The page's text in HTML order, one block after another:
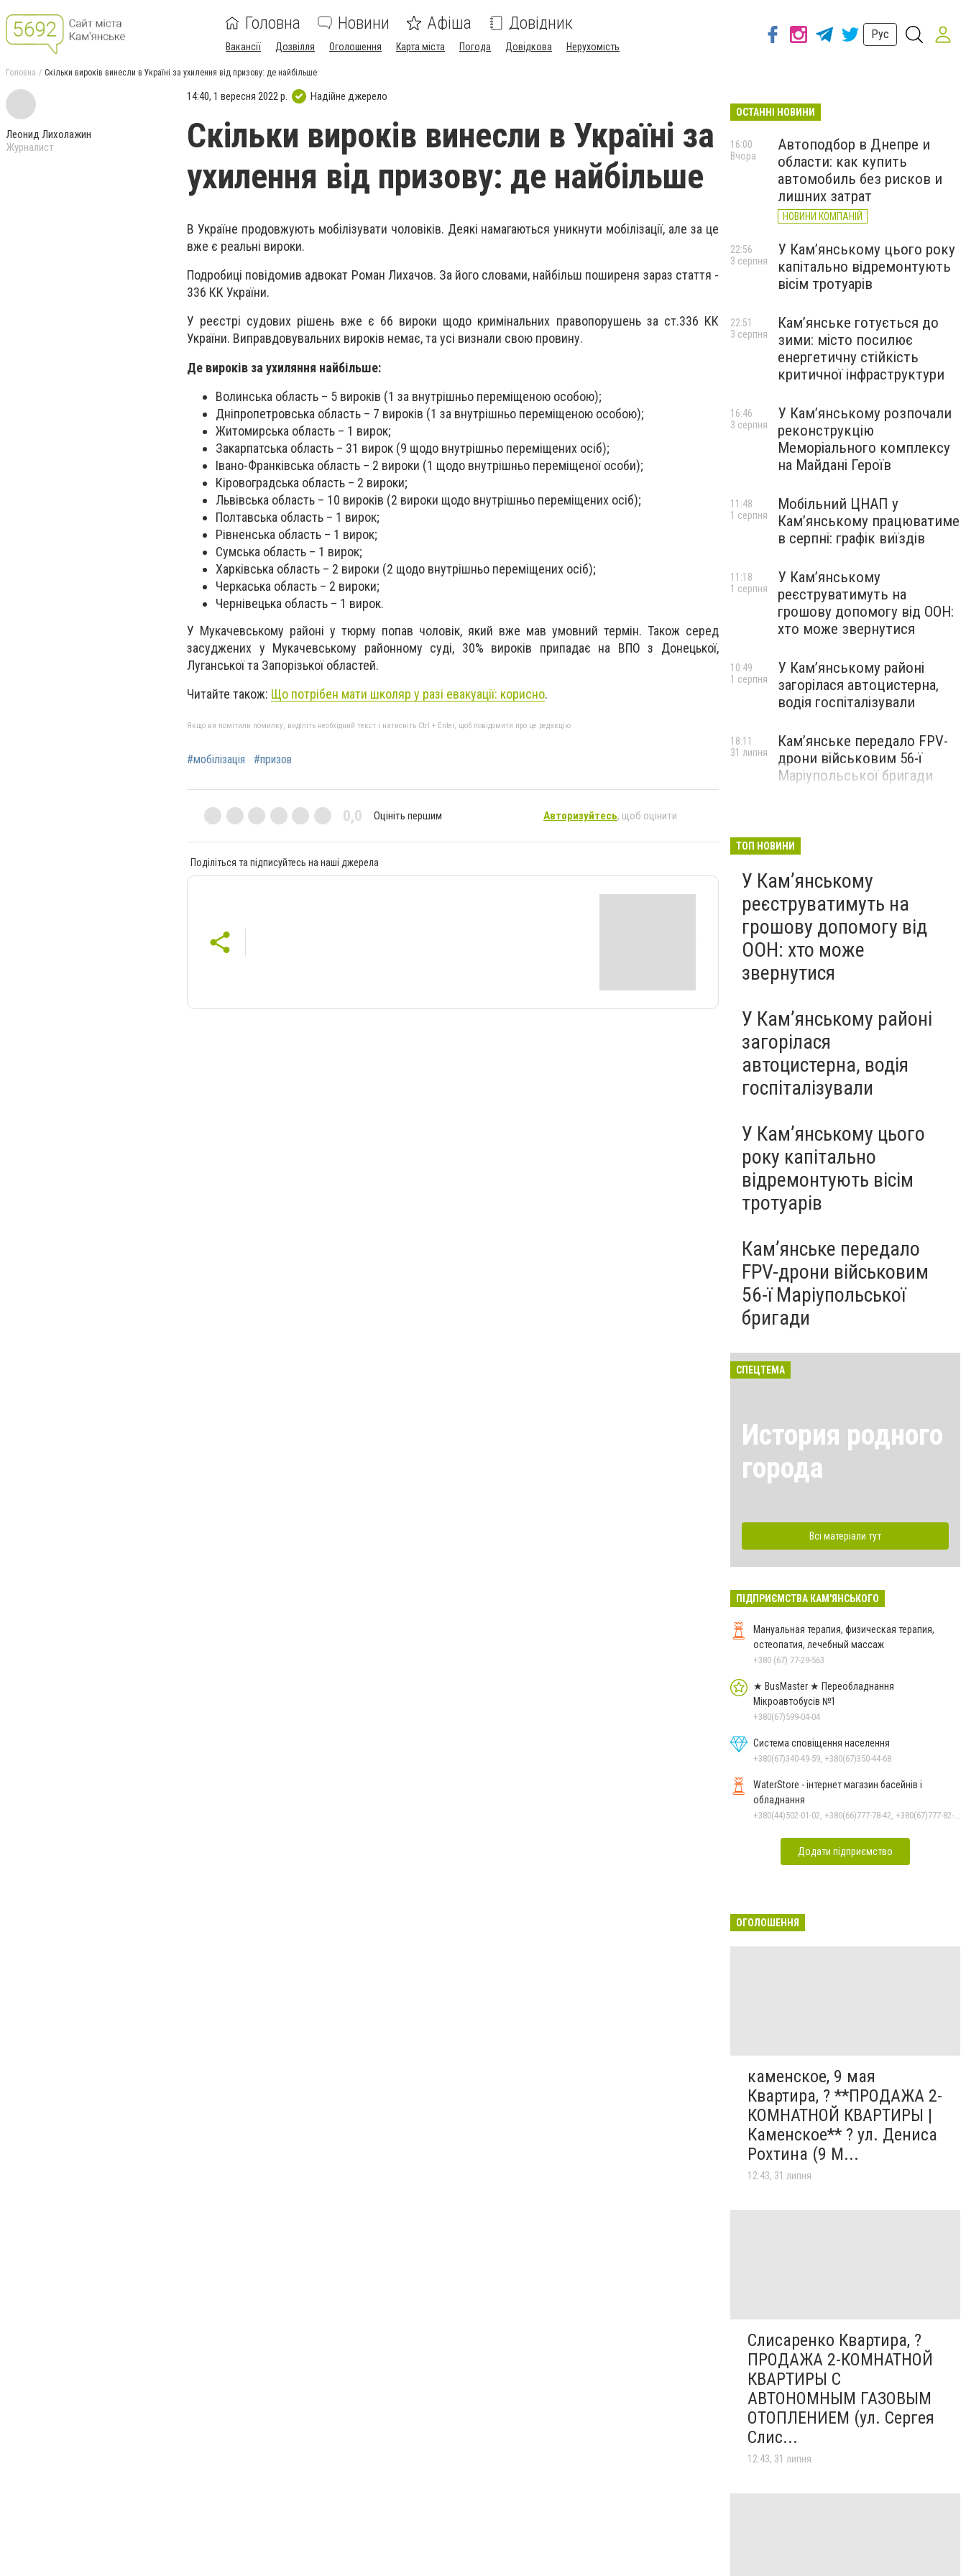
Головна Новини Афіша Довідник
Вакансії Дозвілля Оголошення Карта міста Погода Довідкова Нерухомість
Рус
Головна Скільки вироків винесли в Україні за ухилення від призову: де найбільше
Леонид Лихолажин
Журналист
14:40, 1 вересня 2022 р. Надійне джерело
Скільки вироків винесли в Україні за
ухилення від призову: де найбільше
В Україне продовжують мобілізувати чоловіків. Деякі намагаються уникнути мобілізації, але за це
вже є реальні вироки.
Подробиці повідомив адвокат Роман Лихачов. За його словами, найбільш поширеня зараз стаття -
336 КК України.
У реєстрі судових рішень вже є 66 вироки щодо кримінальних правопорушень за ст.336 КК
України. Виправдовувальних вироків немає, та усі визнали свою провину.
Де вироків за ухиляння найбільше:
Волинська область – 5 вироків (1 за внутрішньо переміщеною особою);
Дніпропетровська область – 7 вироків (1 за внутрішньо переміщеною особою);
Житомирська область – 1 вирок;
Закарпатська область – 31 вирок (9 щодо внутрішньо переміщених осіб);
Івано-Франківська область – 2 вироки (1 щодо внутрішньо переміщеної особи);
Кіровоградська область – 2 вироки;
Львівська область – 10 вироків (2 вироки щодо внутрішньо переміщених осіб);
Полтавська область – 1 вирок;
Рівненська область – 1 вирок;
Сумська область – 1 вирок;
Харківська область – 2 вироки (2 щодо внутрішньо переміщених осіб);
Черкаська область – 2 вироки;
Чернівецька область – 1 вирок.
У Мукачевському районі у тюрму попав чоловік, який вже мав умовний термін. Також серед
засуджених у Мукачевському районному суді, 30% вироків припадає на ВПО з Донецької,
Луганської та Запорізької областей.
Читайте також: Що потрібен мати школяр у разі евакуації: корисно.
Якщо ви помітили помилку, виділіть необхідний текст і натисніть Ctrl + Enter, щоб повідомити про це редакцію
#мобілізація #призов
0,0 Оцініть першим Авторизуйтесь, щоб оцінити
Поділіться та підписуйтесь на наші джерела
ОСТАННІ НОВИНИ
Автоподбор в Днепре и
области: как купить
автомобиль без рисков и
лишних затрат
НОВИНИ КОМПАНІЙ
16:00
Вчора
У Кам’янському цього року
капітально відремонтують
вісім тротуарів
22:56
3 серпня
Кам’янське готується до
зими: місто посилює
енергетичну стійкість
критичної інфраструктури
22:51
3 серпня
У Кам’янському розпочали
реконструкцію
Меморіального комплексу
на Майдані Героїв
16:46
3 серпня
Мобільний ЦНАП у
Кам’янському працюватиме
в серпні: графік виїздів
11:48
1 серпня
У Кам’янському
реєструватимуть на
грошову допомогу від ООН:
хто може звернутися
11:18
1 серпня
У Кам’янському районі
загорілася автоцистерна,
водія госпіталізували
10:49
1 серпня
Кам’янське передало FPV-
дрони військовим 56-ї
Маріупольської бригади
18:11
31 липня
ТОП НОВИНИ
У Кам’янському
реєструватимуть на
грошову допомогу від
ООН: хто може
звернутися
У Кам’янському районі
загорілася
автоцистерна, водія
госпіталізували
У Кам’янському цього
року капітально
відремонтують вісім
тротуарів
Кам’янське передало
FPV-дрони військовим
56-ї Маріупольської
бригади
СПЕЦТЕМА
История родного
города
Всі матеріали тут
ПІДПРИЄМСТВА КАМ'ЯНСЬКОГО
Мануальная терапия, физическая терапия,
остеопатия, лечебный массаж
+380 (67) 77-29-563
★ BusMaster ★ Переобладнання
Мікроавтобусів №1
+380(67)599-04-04
Система сповіщення населення
+380(67)340-49-59, +380(67)350-44-68
WaterStore - інтернет магазин басейнів і
обладнання
Додати підприємство
ОГОЛОШЕННЯ
каменское, 9 мая
Квартира, ? **ПРОДАЖА 2-
КОМНАТНОЙ КВАРТИРЫ |
Каменское** ? ул. Дениса
Рохтина (9 М...
12:43, 31 липня
Слисаренко Квартира, ?
ПРОДАЖА 2-КОМНАТНОЙ
КВАРТИРЫ С
АВТОНОМНЫМ ГАЗОВЫМ
ОТОПЛЕНИЕМ (ул. Сергея
Слис...
12:43, 31 липня